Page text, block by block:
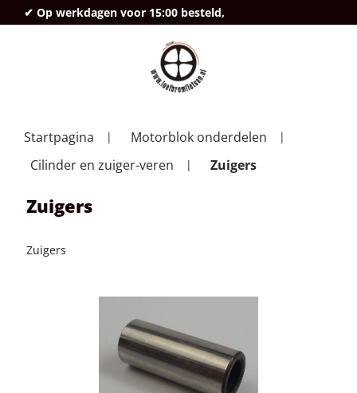
✔ Op werkdagen voor 15:00 besteld,
Startpagina
Motorblok onderdelen
Cilinder en zuiger-veren
Zuigers
Zuigers
Zuigers